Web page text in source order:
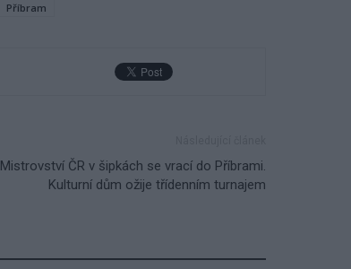
Příbram
Mistrovství ČR v šipkách se vrací do Příbrami.
Kulturní dům ožije třídenním turnajem